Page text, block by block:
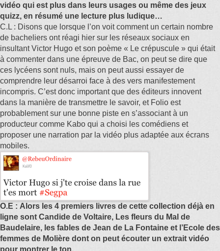
vidéo qui est plus dans leurs usages ou même des jeux
quizz, en résumé une lecture plus ludique…
C.L : Disons que lorsque l’on voit comment un certain nombre
de bacheliers ont réagi hier sur les réseaux sociaux en
insultant Victor Hugo et son poème « Le crépuscule » qui était
à commenter dans une épreuve de Bac, on peut se dire que
ces lycéens sont nuls, mais on peut aussi essayer de
comprendre leur désarroi face à des vers manifestement
incompris. C’est donc important que des éditeurs innovent
dans la manière de transmettre le savoir, et Folio est
probablement sur une bonne piste en s’associant à un
producteur comme Kabo qui a choisi les comédiens et
proposer une narration par la vidéo plus adaptée aux écrans
mobiles.
O.E : Alors les 4 premiers livres de cette collection déjà en
ligne sont Candide de Voltaire, Les fleurs du Mal de
Baudelaire, les fables de Jean de La Fontaine et l’Ecole des
femmes de Molière dont on peut écouter un extrait vidéo
pour montrer le ton.